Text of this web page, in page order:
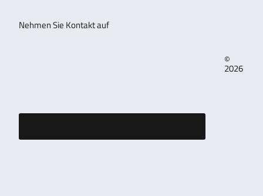
Nehmen Sie Kontakt auf
©
2026